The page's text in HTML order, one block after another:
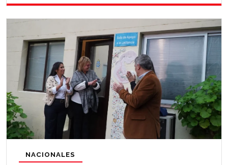
NACIONALES